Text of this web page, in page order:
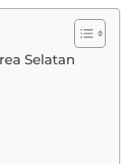
Selatan